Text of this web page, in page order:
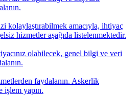
kolaylaştırabilmek amacıyla, ihtiyaç
hizmetler aşağıda listelenmektedir.
olabilecek, genel bilgi ve veri
faydalanın. Askerlik
işlem yapın.